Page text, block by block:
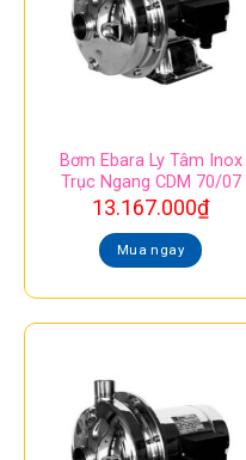
Bơm Ebara Ly Tâm Inox
Trục Ngang CDM 70/07
13.167.000₫
Mua ngay